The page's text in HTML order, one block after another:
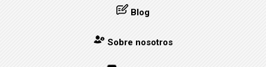
Blog
Sobre nosotros